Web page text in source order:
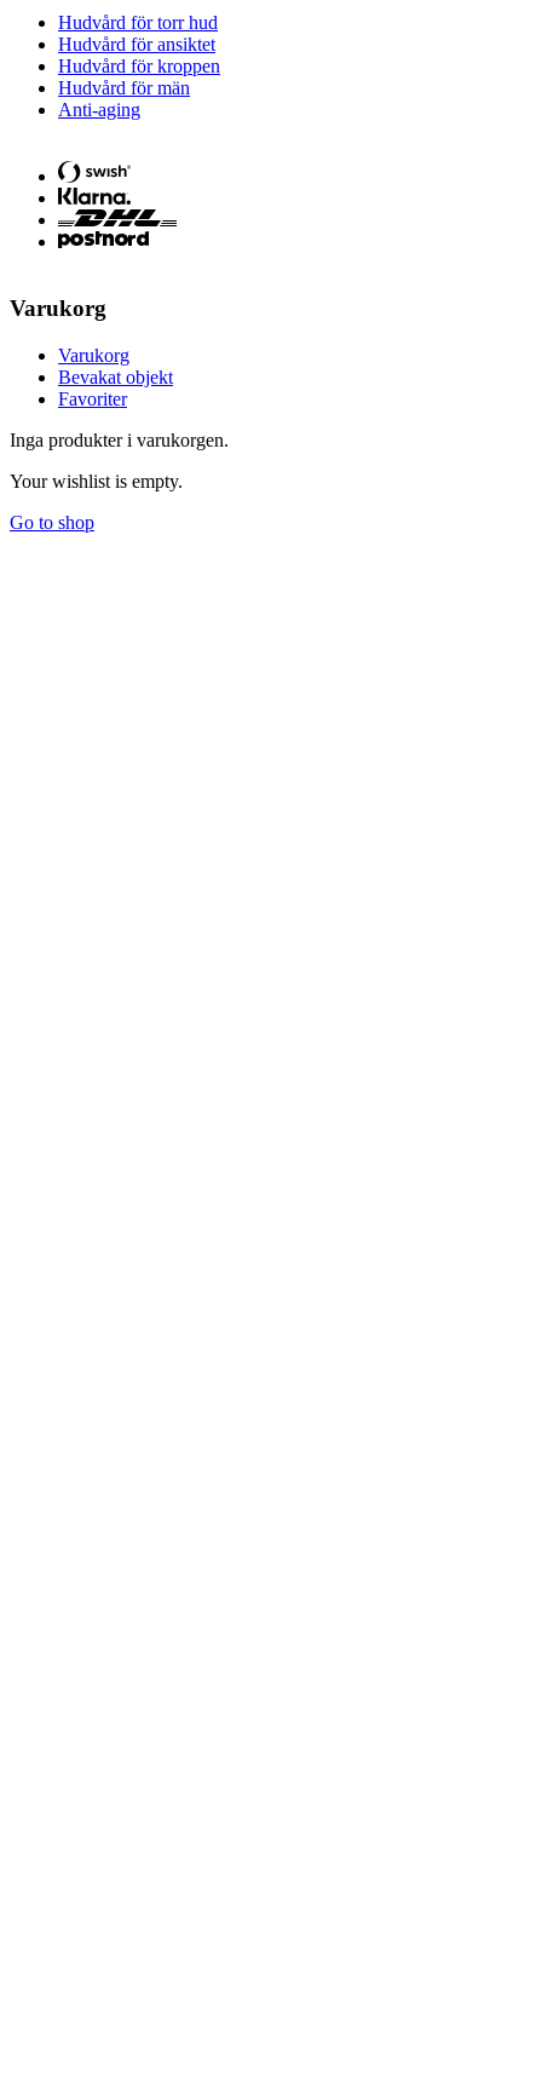
Hudvård för torr hud
Hudvård för ansiktet
Hudvård för kroppen
Hudvård för män
Anti-aging
Varukorg
Varukorg
Bevakat objekt
Favoriter
Inga produkter i varukorgen.
Your wishlist is empty.
Go to shop